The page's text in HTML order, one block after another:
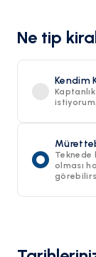
Ne tip
Kendim
istiyorum.
Teknede
olması